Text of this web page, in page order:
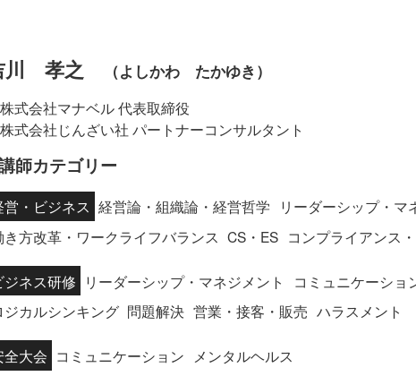
川 孝之 （よしかわ たかゆき）
株式会社マナベル 代表取締役
株式会社じんざい社 パートナーコンサルタント
師カテゴリー
営・ビジネス 経営論・組織論・経営哲学 リーダーシップ・マ
き方改革・ワークライフバランス CS・ES コンプライアンス
ジネス研修 リーダーシップ・マネジメント コミュニケーショ
ジカルシンキング 問題解決 営業・接客・販売 ハラスメント
全大会 コミュニケーション メンタルヘルス